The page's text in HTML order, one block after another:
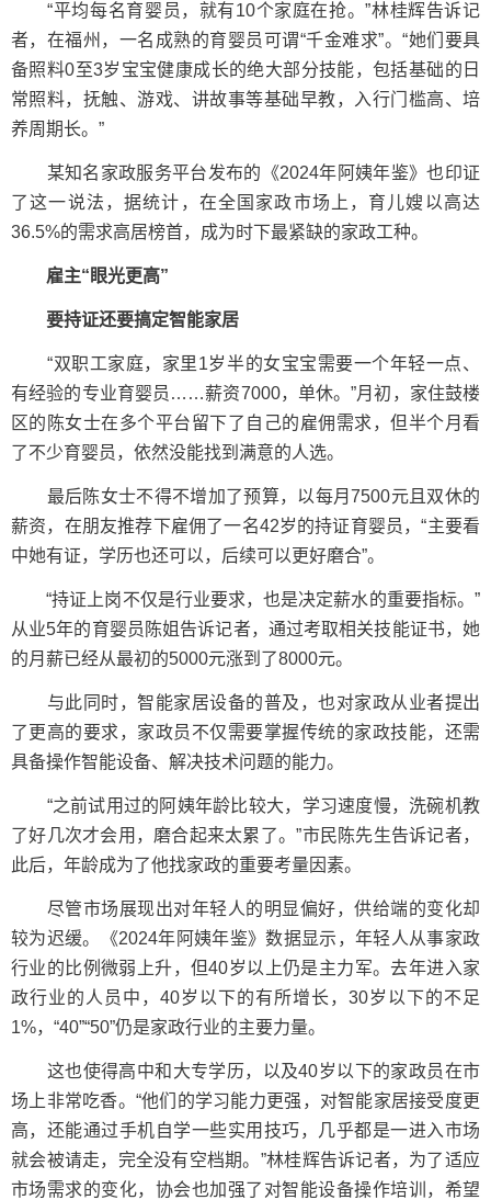
“平均每名育婴员，就有10个家庭在抢。”林桂辉告诉记
者，在福州，一名成熟的育婴员可谓“千金难求”。“她们要具
备照料0至3岁宝宝健康成长的绝大部分技能，包括基础的日
常照料，抚触、游戏、讲故事等基础早教，入行门槛高、培
养周期长。”
某知名家政服务平台发布的《2024年阿姨年鉴》也印证
了这一说法，据统计，在全国家政市场上，育儿嫂以高达
36.5%的需求高居榜首，成为时下最紧缺的家政工种。
雇主“眼光更高”
要持证还要搞定智能家居
“双职工家庭，家里1岁半的女宝宝需要一个年轻一点、
有经验的专业育婴员……薪资7000，单休。”月初，家住鼓楼
区的陈女士在多个平台留下了自己的雇佣需求，但半个月看
了不少育婴员，依然没能找到满意的人选。
最后陈女士不得不增加了预算，以每月7500元且双休的
薪资，在朋友推荐下雇佣了一名42岁的持证育婴员，“主要看
中她有证，学历也还可以，后续可以更好磨合”。
“持证上岗不仅是行业要求，也是决定薪水的重要指标。”
从业5年的育婴员陈姐告诉记者，通过考取相关技能证书，她
的月薪已经从最初的5000元涨到了8000元。
与此同时，智能家居设备的普及，也对家政从业者提出
了更高的要求，家政员不仅需要掌握传统的家政技能，还需
具备操作智能设备、解决技术问题的能力。
“之前试用过的阿姨年龄比较大，学习速度慢，洗碗机教
了好几次才会用，磨合起来太累了。”市民陈先生告诉记者，
此后，年龄成为了他找家政的重要考量因素。
尽管市场展现出对年轻人的明显偏好，供给端的变化却
较为迟缓。《2024年阿姨年鉴》数据显示，年轻人从事家政
行业的比例微弱上升，但40岁以上仍是主力军。去年进入家
政行业的人员中，40岁以下的有所增长，30岁以下的不足
1%，“40”“50”仍是家政行业的主要力量。
这也使得高中和大专学历，以及40岁以下的家政员在市
场上非常吃香。“他们的学习能力更强，对智能家居接受度更
高，还能通过手机自学一些实用技巧，几乎都是一进入市场
就会被请走，完全没有空档期。”林桂辉告诉记者，为了适应
市场需求的变化，协会也加强了对智能设备操作培训，希望